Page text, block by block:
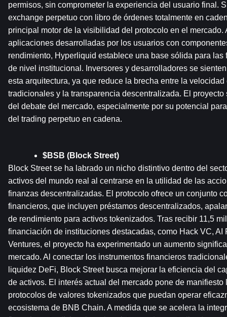
permisos, sin comprometer la experiencia del usuario final.
exchange perpetuo con libro de órdenes totalmente en
principal motor de la visibilidad del protocolo en el mercado.
aplicaciones desarrolladas por los usuarios con
rendimiento, Hyperliquid establece una base sólida para
de nivel institucional. Inversores y desarrolladores se
esta arquitectura, ya que reduce la brecha entre la
tradicionales y la transparencia descentralizada. El proyecto
del debate del mercado, especialmente por su potencial
del trading perpetuo en cadena.
$BSB (Block Street)
Block Street se ha labrado un nicho distintivo dentro del
activos del mundo real al centrarse en la utilidad de las
finanzas descentralizadas. El protocolo ofrece un conjunto
financieros, que incluyen préstamos descentralizados,
de rendimiento para activos tokenizados. Tras recibir 11,5
financiación de instituciones destacadas, como Hack VC, AI
Ventures, el proyecto ha experimentado un aumento
mercado. Al conectar los instrumentos financieros
liquidez DeFi, Block Street busca mejorar la eficiencia del
de activos. El interés actual del mercado pone de manifiesto
protocolos de valores tokenizados que puedan operar
ecosistema de BNB Chain. A medida que se acelera la